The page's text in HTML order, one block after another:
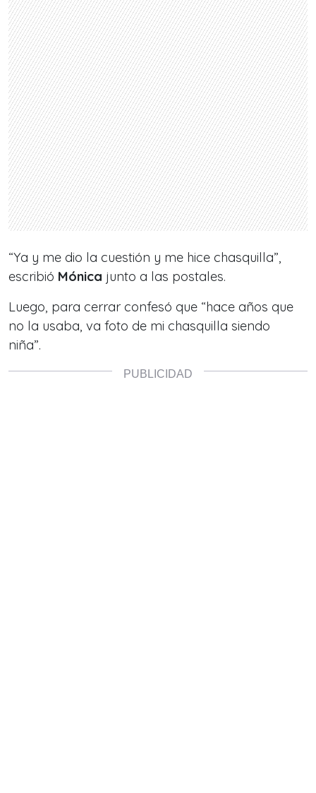
“Ya y me dio la cuestión y me hice chasquilla”,
escribió Mónica junto a las postales.
Luego, para cerrar confesó que “hace años que
no la usaba, va foto de mi chasquilla siendo
niña”.